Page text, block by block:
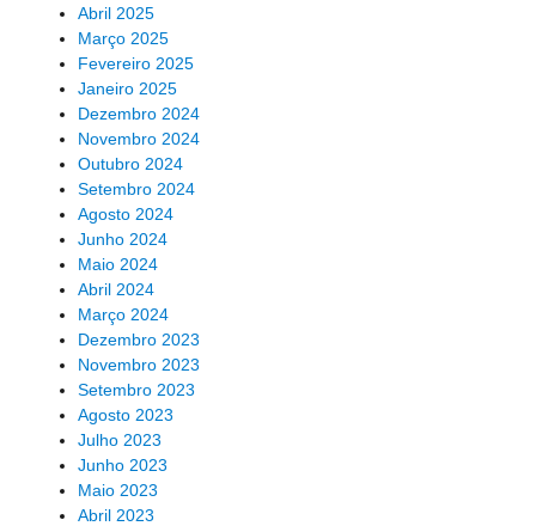
Abril 2025
Março 2025
Fevereiro 2025
Janeiro 2025
Dezembro 2024
Novembro 2024
Outubro 2024
Setembro 2024
Agosto 2024
Junho 2024
Maio 2024
Abril 2024
Março 2024
Dezembro 2023
Novembro 2023
Setembro 2023
Agosto 2023
Julho 2023
Junho 2023
Maio 2023
Abril 2023